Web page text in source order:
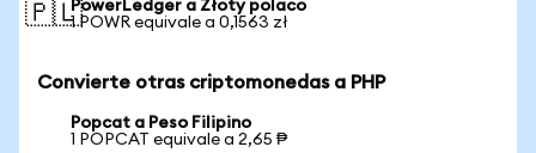
🇵🇱PowerLedger a Złoty polaco
1 POWR equivale a 0,1563 zł
Convierte otras criptomonedas a PHP
Popcat a Peso Filipino
1 POPCAT equivale a 2,65 ₱